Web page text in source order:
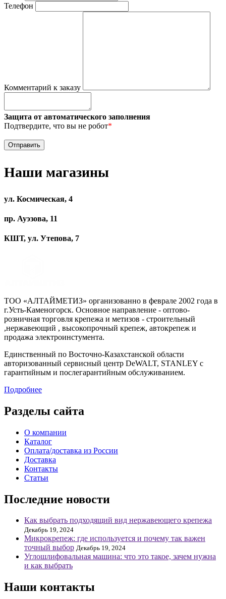
Телефон
Комментарий к заказу
Защита от автоматического заполнения
Подтвердите, что вы не робот*
Наши магазины
ул. Космическая, 4
пр. Ауэзова, 11
КШТ, ул. Утепова, 7
ТОО «АЛТАЙМЕТИЗ» организованно в феврале 2002 года в
г.Усть-Каменогорск. Основное направление - оптово-
розничная торговля крепежа и метизов - строительный
,нержавеющий , высокопрочный крепеж, автокрепеж и
продажа электроинстумента.
Единственный по Восточно-Казахстанской области
авторизованный сервисный центр DeWALT, STANLEY с
гарантийным и послегарантийным обслуживанием.
Подробнее
Разделы сайта
О компании
Каталог
Оплата/доставка из России
Доставка
Контакты
Статьи
Последние новости
Как выбрать подходящий вид нержавеющего крепежа
Декабрь 19, 2024
Микрокрепеж: где используется и почему так важен
точный выбор Декабрь 19, 2024
Углошлифовальная машина: что это такое, зачем нужна
и как выбрать
Наши контакты